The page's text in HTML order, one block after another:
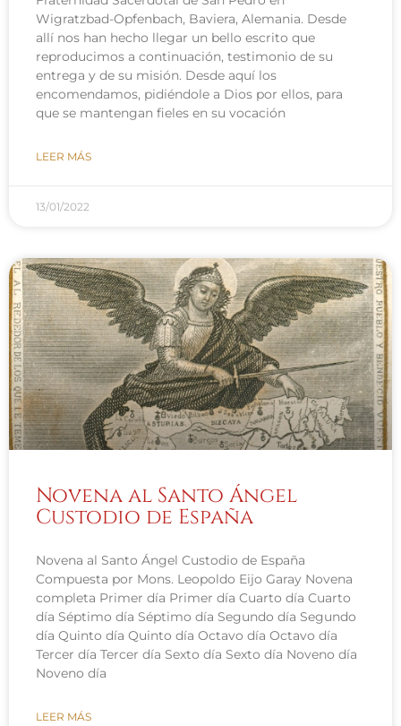
Wigratzbad-Opfenbach, Baviera, Alemania. Desde
allí nos han hecho llegar un bello escrito que
reproducimos a continuación, testimonio de su
entrega y de su misión. Desde aquí los
encomendamos, pidiéndole a Dios por ellos, para
que se mantengan fieles en su vocación
LEER MÁS
13/01/2022
Novena al Santo Ángel
Custodio de España
Novena al Santo Ángel Custodio de España
Compuesta por Mons. Leopoldo Eijo Garay Novena
completa Primer día Primer día Cuarto día Cuarto
día Séptimo día Séptimo día Segundo día Segundo
día Quinto día Quinto día Octavo día Octavo día
Tercer día Tercer día Sexto día Sexto día Noveno día
Noveno día
LEER MÁS